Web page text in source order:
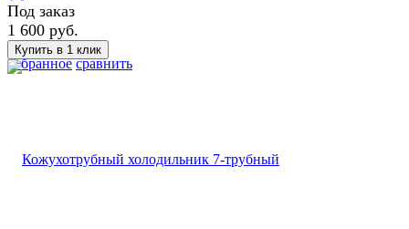
избранное сравнить
Под заказ
1 600 руб.